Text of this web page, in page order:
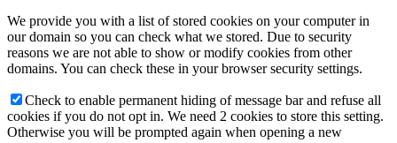
We provide you with a list of stored cookies on your computer in
our domain so you can check what we stored. Due to security
reasons we are not able to show or modify cookies from other
domains. You can check these in your browser security settings.
Check to enable permanent hiding of message bar and refuse all
cookies if you do not opt in. We need 2 cookies to store this setting.
Otherwise you will be prompted again when opening a new